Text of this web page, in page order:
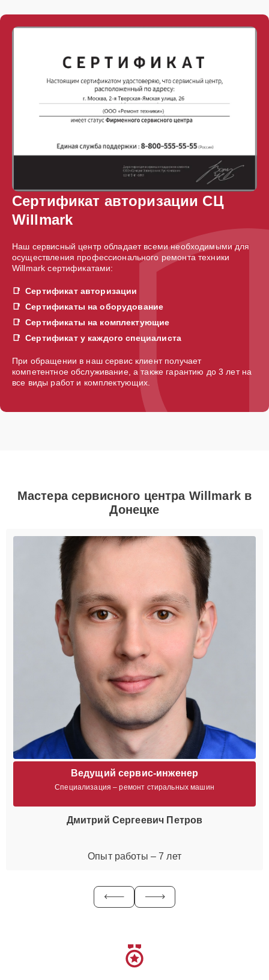
Сертификат авторизации СЦ
Willmark
Наш сервисный центр обладает всеми необходимыми для
осуществления профессионального ремонта техники
Willmark сертификатами:
Сертификат авторизации
Сертификаты на оборудование
Сертификаты на комплектующие
Сертификат у каждого специалиста
При обращении в наш сервис клиент получает
компетентное обслуживание, а также гарантию до 3 лет на
все виды работ и комплектующих.
Мастера сервисного центра Willmark в
Донецке
Ведущий сервис-инженер
Специализация – ремонт стиральных машин
Дмитрий Сергеевич Петров
Опыт работы – 7 лет